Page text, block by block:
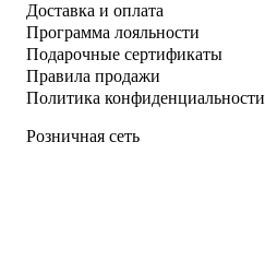
Доставка и оплата
Программа лояльности
Подарочные сертификаты
Правила продажи
Политика конфиденциальности
Розничная сеть